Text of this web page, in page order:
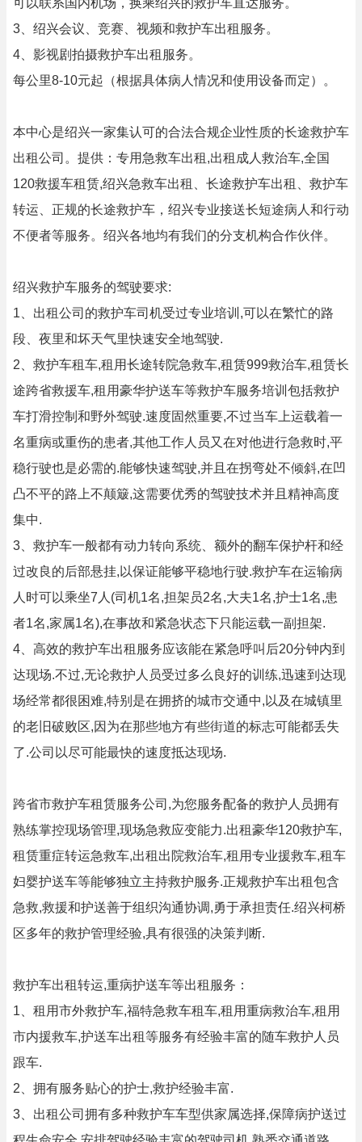
可以联系国内机场，换乘绍兴的救护车直达服务。
3、绍兴会议、竞赛、视频和救护车出租服务。
4、影视剧拍摄救护车出租服务。
每公里8-10元起（根据具体病人情况和使用设备而定）。
本中心是绍兴一家集认可的合法合规企业性质的长途救护车
出租公司。提供：专用急救车出租,出租成人救治车,全国
120救援车租赁,绍兴急救车出租、长途救护车出租、救护车
转运、正规的长途救护车，绍兴专业接送长短途病人和行动
不便者等服务。绍兴各地均有我们的分支机构合作伙伴。
绍兴救护车服务的驾驶要求:
1、出租公司的救护车司机受过专业培训,可以在繁忙的路
段、夜里和坏天气里快速安全地驾驶.
2、救护车租车,租用长途转院急救车,租赁999救治车,租赁长
途跨省救援车,租用豪华护送车等救护车服务培训包括救护
车打滑控制和野外驾驶.速度固然重要,不过当车上运载着一
名重病或重伤的患者,其他工作人员又在对他进行急救时,平
稳行驶也是必需的.能够快速驾驶,并且在拐弯处不倾斜,在凹
凸不平的路上不颠簸,这需要优秀的驾驶技术并且精神高度
集中.
3、救护车一般都有动力转向系统、额外的翻车保护杆和经
过改良的后部悬挂,以保证能够平稳地行驶.救护车在运输病
人时可以乘坐7人(司机1名,担架员2名,大夫1名,护士1名,患
者1名,家属1名),在事故和紧急状态下只能运载一副担架.
4、高效的救护车出租服务应该能在紧急呼叫后20分钟内到
达现场.不过,无论救护人员受过多么良好的训练,迅速到达现
场经常都很困难,特别是在拥挤的城市交通中,以及在城镇里
的老旧破败区,因为在那些地方有些街道的标志可能都丢失
了.公司以尽可能最快的速度抵达现场.
跨省市救护车租赁服务公司,为您服务配备的救护人员拥有
熟练掌控现场管理,现场急救应变能力.出租豪华120救护车,
租赁重症转运急救车,出租出院救治车,租用专业援救车,租车
妇婴护送车等能够独立主持救护服务.正规救护车出租包含
急救,救援和护送善于组织沟通协调,勇于承担责任.绍兴柯桥
区多年的救护管理经验,具有很强的决策判断.
救护车出租转运,重病护送车等出租服务：
1、租用市外救护车,福特急救车租车,租用重病救治车,租用
市内援救车,护送车出租等服务有经验丰富的随车救护人员
跟车.
2、拥有服务贴心的护士,救护经验丰富.
3、出租公司拥有多种救护车车型供家属选择,保障病护送过